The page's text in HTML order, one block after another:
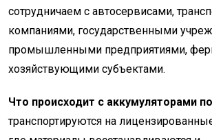
сотрудничаем с автосервисами,
компаниями, государственными
промышленными предприятиями,
хозяйствующими субъектами.
Что происходит с аккумуляторами
транспортируются на